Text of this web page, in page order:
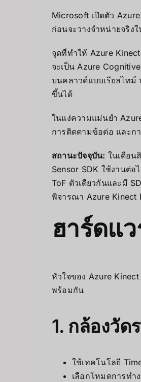
Microsoft เปิดตัว
ก่อนจะวางจำหน่ายจริง
จุดที่ทำให้ Azure
จะเป็น Azure
บนคลาวด์แบบเรียลไทม์
ขึ้นได้
ในแง่ความแม่นยำ
การติดตามข้อต่อ และก
สถานะปัจจุบัน: ในเดือน
Sensor SDK ใช้งานต่
ToF ตัวเดียวกันและมี
พิจารณา Azure Kinect
ฮาร์ดแ
หัวใจของ Azure
พร้อมกัน
1. กล้องวัด
ใช้เทคโนโลยี
เลือกโหมดการทำ